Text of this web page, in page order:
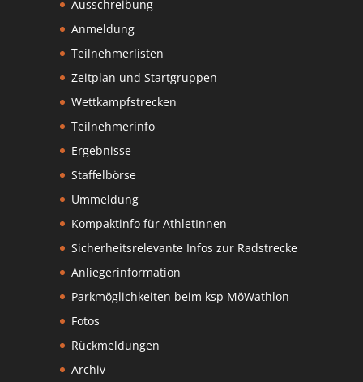
Ausschreibung
Anmeldung
Teilnehmerlisten
Zeitplan und Startgruppen
Wettkampfstrecken
Teilnehmerinfo
Ergebnisse
Staffelbörse
Ummeldung
Kompaktinfo für AthletInnen
Sicherheitsrelevante Infos zur Radstrecke
Anliegerinformation
Parkmöglichkeiten beim ksp MöWathlon
Fotos
Rückmeldungen
Archiv